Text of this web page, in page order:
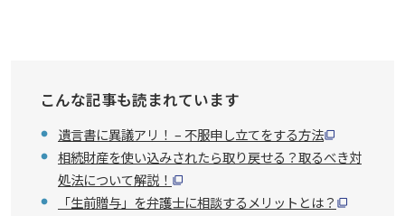
こんな記事も読まれています
遺言書に異議アリ！ – 不服申し立てをする方法
相続財産を使い込みされたら取り戻せる？取るべき対
処法について解説！
「生前贈与」を弁護士に相談するメリットとは？